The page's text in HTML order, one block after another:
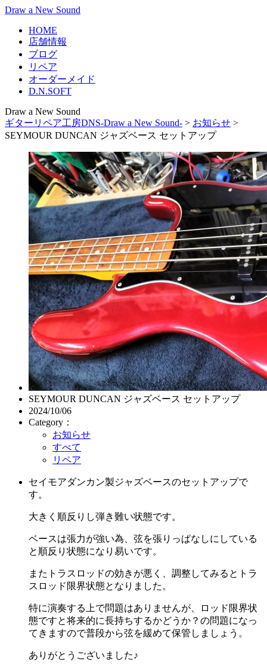
Draw a New Sound
HOME
店舗情報
ブログ
リペア
オーダーメイド
D.N.SOFT
Draw a New Sound
ギターリペア工房DNS-Draw a New Sound- > お知らせ >
SEYMOUR DUNCAN ジャズベース セットアップ
SEYMOUR DUNCAN ジャズベース セットアップ
2024/10/06
Category：
お知らせ
すべて
リペア
セイモアダンカン製ジャズベースのセットアップで
す。
大きく順反りし弾き難い状態です。
ベースは張力が強い為、弦を張りっぱなしにしている
と順反り状態になり易いです。
またトラスロッドの効きが悪く、調整してみるとトラ
スロッド限界状態となりました。
特に演奏する上で問題はありませんが、ロッド限界状
態ですと将来的に長持ちするかどうか？の問題になっ
てきますので普段から弦を緩めて保管しましょう。
ありがとうございました♪